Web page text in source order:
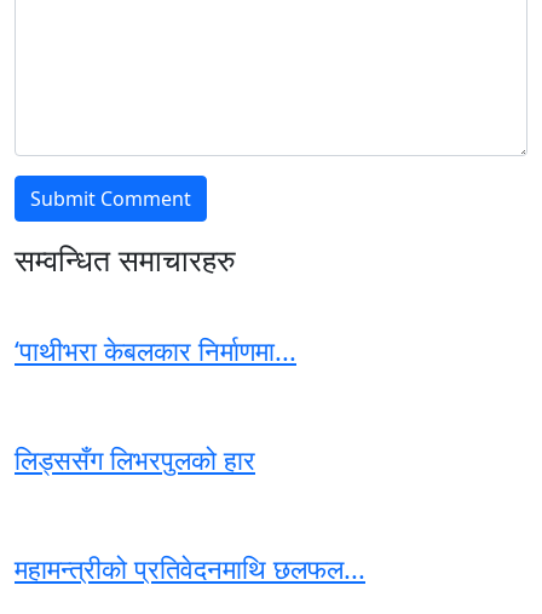
सम्वन्धित समाचारहरु
‘पाथीभरा केबलकार निर्माणमा...
लिड्ससँग लिभरपुलको हार
महामन्त्रीको प्रतिवेदनमाथि छलफल...